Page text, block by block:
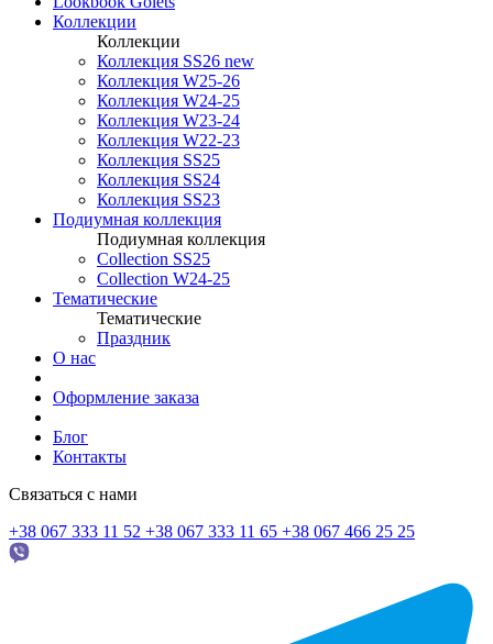
Коллекции
Коллекции
Коллекция SS26 new
Коллекция W25-26
Коллекция W24-25
Коллекция W23-24
Коллекция W22-23
Коллекция SS25
Коллекция SS24
Коллекция SS23
Подиумная коллекция
Подиумная коллекция
Collection SS25
Collection W24-25
Тематические
Тематические
Праздник
О нас
Оформление заказа
Блог
Контакты
Связаться с нами
+38 067 333 11 52 +38 067 333 11 65 +38 067 466 25 25